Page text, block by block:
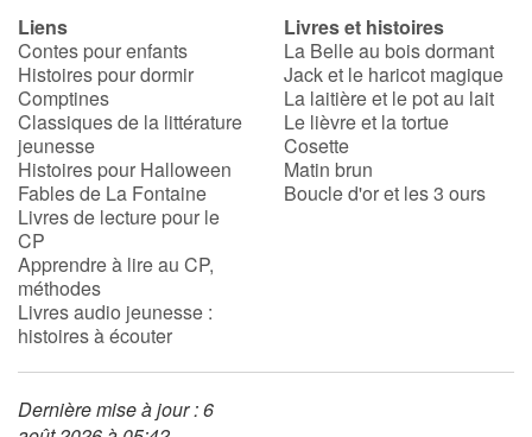
Liens
Contes pour enfants
Histoires pour dormir
Comptines
Classiques de la littérature
jeunesse
Histoires pour Halloween
Fables de La Fontaine
Livres de lecture pour le
CP
Apprendre à lire au CP,
méthodes
Livres audio jeunesse :
histoires à écouter
Livres et histoires
La Belle au bois dormant
Jack et le haricot magique
La laitière et le pot au lait
Le lièvre et la tortue
Cosette
Matin brun
Boucle d'or et les 3 ours
Dernière mise à jour : 6